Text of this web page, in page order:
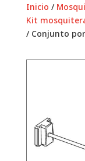
Inicio /
Kit
/ Conjunto